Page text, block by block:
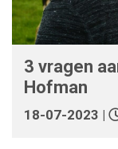
3 vragen
Hofman
18-07-2023 |